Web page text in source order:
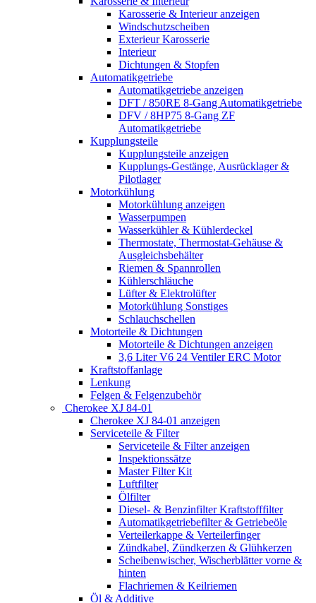
Karosserie & Interieur anzeigen
Windschutzscheiben
Exterieur Karosserie
Interieur
Dichtungen & Stopfen
Automatikgetriebe
Automatikgetriebe anzeigen
DFT / 850RE 8-Gang Automatikgetriebe
DFV / 8HP75 8-Gang ZF
Automatikgetriebe
Kupplungsteile
Kupplungsteile anzeigen
Kupplungs-Gestänge, Ausrücklager &
Pilotlager
Motorkühlung
Motorkühlung anzeigen
Wasserpumpen
Wasserkühler & Kühlerdeckel
Thermostate, Thermostat-Gehäuse &
Ausgleichsbehälter
Riemen & Spannrollen
Kühlerschläuche
Lüfter & Elektrolüfter
Motorkühlung Sonstiges
Schlauchschellen
Motorteile & Dichtungen
Motorteile & Dichtungen anzeigen
3,6 Liter V6 24 Ventiler ERC Motor
Kraftstoffanlage
Lenkung
Felgen & Felgenzubehör
Cherokee XJ 84-01
Cherokee XJ 84-01 anzeigen
Serviceteile & Filter
Serviceteile & Filter anzeigen
Inspektionssätze
Master Filter Kit
Luftfilter
Ölfilter
Diesel- & Benzinfilter Kraftstofffilter
Automatikgetriebefilter & Getriebeöle
Verteilerkappe & Verteilerfinger
Zündkabel, Zündkerzen & Glühkerzen
Scheibenwischer, Wischerblätter vorne &
hinten
Flachriemen & Keilriemen
Öl & Additive